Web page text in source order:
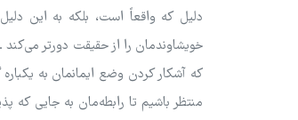
دلیل که واقعاً است، بلکه به این
خویشاوندمان را از حقیقت دورتر
که آشکار کردن وضع ایمانمان به
منتظر باشیم تا رابطه‌مان به جایی که